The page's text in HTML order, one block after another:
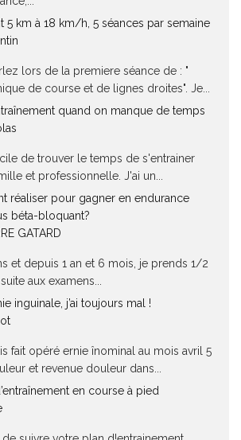
5 km à 18 km/h, 5 séances par semaine
lors de la premiere séance de : "
de course et de lignes droites". Je...
quand on manque de temps
de trouver le temps de s'entrainer
et professionnelle. J'ai un...
réaliser pour gagner en endurance
béta-bloquant?
GATARD
et depuis 1 an et 6 mois, je prends 1/2
aux examens...
inguinale, j’ai toujours mal !
fait opéré ernie înominal au mois avril 5
et revenue douleur dans...
en course à pied